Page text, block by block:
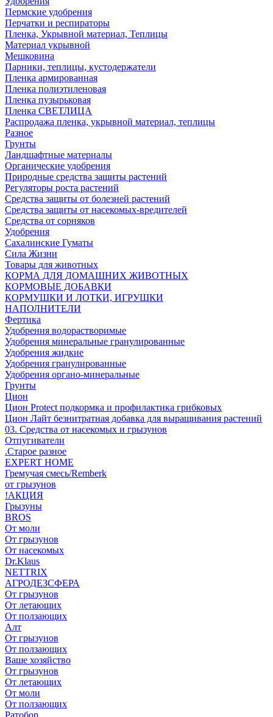
Пермские удобрения
Перчатки и респираторы
Пленка, Укрывной материал, Теплицы
Материал укрывной
Мешковина
Парники, теплицы, кустодержатели
Пленка армированная
Пленка полиэтиленовая
Пленка пузырьковая
Пленка СВЕТЛИЦА
Распродажа пленка, укрывной материал, теплицы
Разное
Грунты
Ландшафтные материалы
Органические удобрения
Природные средства защиты растений
Регуляторы роста растений
Средства защиты от болезней растений
Средства защиты от насекомых-вредителей
Средства от сорняков
Удобрения
Сахалинские Гуматы
Сила Жизни
Товары для животных
КОРМА ДЛЯ ДОМАШНИХ ЖИВОТНЫХ
КОРМОВЫЕ ДОБАВКИ
КОРМУШКИ И ЛОТКИ, ИГРУШКИ
НАПОЛНИТЕЛИ
Фертика
Удобрения водорастворимые
Удобрения минеральные гранулированные
Удобрения жидкие
Удобрения гранулированные
Удобрения органо-минеральные
Грунты
Цион
Цион Protect подкормка и профилактика грибковых
Цион Лайт безнитратная добавка для выращивания растений
03. Средства от насекомых и грызунов
Отпугиватели
.Старое разное
EXPERT HOME
Гремучая смесь/Remberk
от грызунов
!АКЦИЯ
Грызуны
BROS
От моли
От грызунов
От насекомых
Dr.Klaus
NETTRIX
АГРОДЕЗСФЕРА
От грызунов
От летающих
От ползающих
Алт
От грызунов
От ползающих
Ваше хозяйство
От грызунов
От летающих
От моли
От ползающих
Ратобор